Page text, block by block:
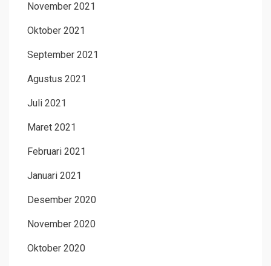
November 2021
Oktober 2021
September 2021
Agustus 2021
Juli 2021
Maret 2021
Februari 2021
Januari 2021
Desember 2020
November 2020
Oktober 2020